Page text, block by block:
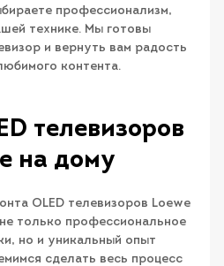
профессионализм,
технике. Мы готовы
и вернуть вам радость
контента.
телевизоров
на дому
OLED телевизоров Loewe
только профессиональное
но и уникальный опыт
сделать весь процесс